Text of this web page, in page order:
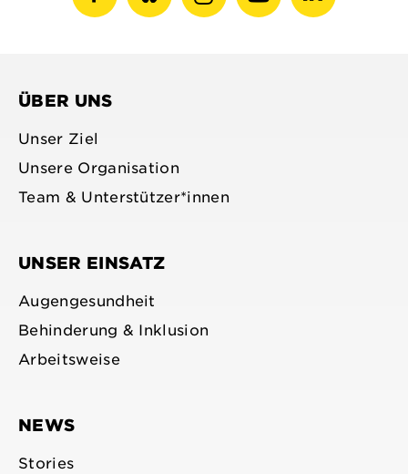
Facebook-
show Instagram-Youtube-LinkedIN-
ÜBER UNS
Unser Ziel
Unsere Organisation
Team & Unterstützer*innen
UNSER EINSATZ
Augengesundheit
Behinderung & Inklusion
Arbeitsweise
NEWS
Stories